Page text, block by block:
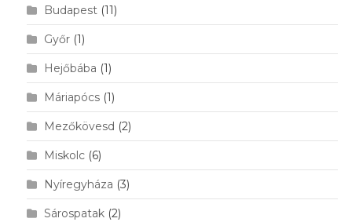
Budapest(11)
Győr(1)
Hejőbába (1)
Máriapócs(1)
Mezőkövesd (2)
Miskolc(6)
Nyíregyháza (3)
Sárospatak(2)